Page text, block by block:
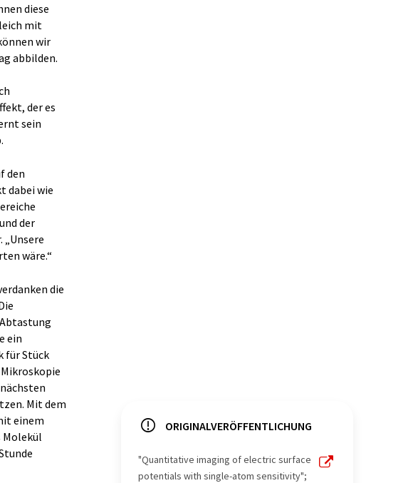
diese
mit
wir
abbilden.
der es
sein
den
dabei wie
der
wäre.“
die
ein
für Stück
Mit dem
einem
Molekül
ORIGINALVERÖFFENTLICHUNG
"Quantitative imaging of electric surface
potentials with single-atom sensitivity";